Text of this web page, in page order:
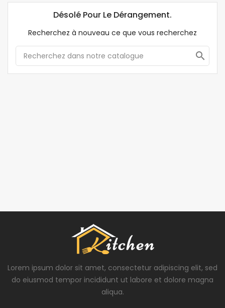
Désolé Pour Le Dérangement.
Recherchez à nouveau ce que vous recherchez

Lorem ipsum dolor sit amet, consectetur adipiscing elit, sed
do eiusmod tempor incididunt ut labore et dolore magna
aliqua.